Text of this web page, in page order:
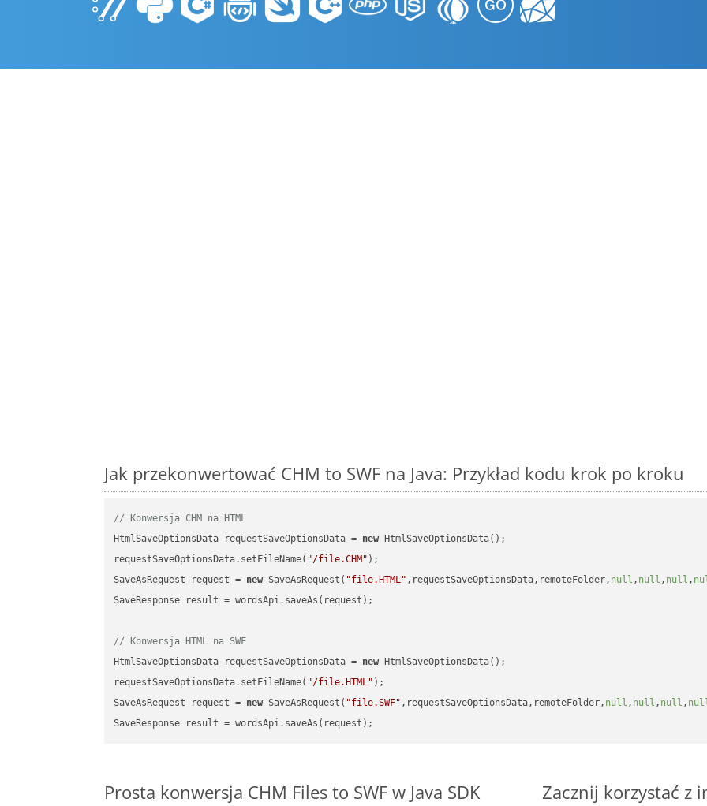
Jak przekonwertować CHM to SWF na Java: Przykład kodu krok po kroku
// Konwersja CHM na HTML
HtmlSaveOptionsData requestSaveOptionsData = new HtmlSaveOptionsData();
requestSaveOptionsData.setFileName( "/file.CHM" );
SaveAsRequest request = new SaveAsRequest( "file.HTML" ,requestSaveOptionsData,remoteFolder, null , null , null ,
SaveResponse result = wordsApi.saveAs(request);
// Konwersja HTML na SWF
HtmlSaveOptionsData requestSaveOptionsData = new HtmlSaveOptionsData();
requestSaveOptionsData.setFileName( "/file.HTML" );
SaveAsRequest request = new SaveAsRequest( "file.SWF" ,requestSaveOptionsData,remoteFolder, null , null , null ,
Prosta konwersja CHM Files to SWF w Java SDK Zacznij korzystać z